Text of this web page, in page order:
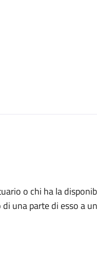
o chi ha la
una parte di esso a